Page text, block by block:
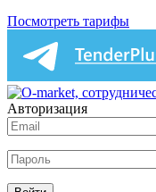
Посмотреть тарифы
Авторизация